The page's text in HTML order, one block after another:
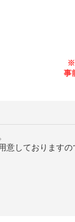
意しております